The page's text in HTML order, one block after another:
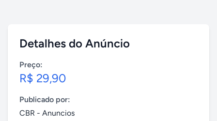
Detalhes do Anúncio
Preço:
R$ 29,90
Publicado por:
CBR - Anuncios